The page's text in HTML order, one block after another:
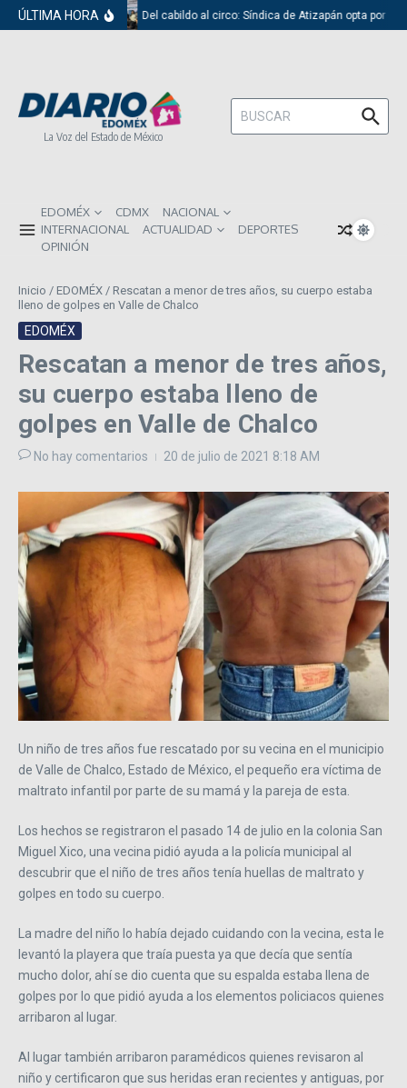
Saltar al contenido
ÚLTIMA HORA Del cabildo al circo: Síndica de Atizapán opta por el
La Voz del Estado de México
Buscar:
EDOMÉX CDMX
NACIONAL
INTERNACIONAL
ACTUALIDAD
DEPORTES
OPINIÓN
Inicio / EDOMÉX / Rescatan a menor de tres años, su cuerpo estaba
lleno de golpes en Valle de Chalco
EDOMÉX
Rescatan a menor de tres años,
su cuerpo estaba lleno de
golpes en Valle de Chalco
No hay comentarios 20 de julio de 2021 8:18 AM
Un niño de tres años fue rescatado por su vecina en el municipio
de Valle de Chalco, Estado de México, el pequeño era víctima de
maltrato infantil por parte de su mamá y la pareja de esta.
Los hechos se registraron el pasado 14 de julio en la colonia San
Miguel Xico, una vecina pidió ayuda a la policía municipal al
descubrir que el niño de tres años tenía huellas de maltrato y
golpes en todo su cuerpo.
La madre del niño lo había dejado cuidando con la vecina, esta le
levantó la playera que traía puesta ya que decía que sentía
mucho dolor, ahí se dio cuenta que su espalda estaba llena de
golpes por lo que pidió ayuda a los elementos policiacos quienes
arribaron al lugar.
Al lugar también arribaron paramédicos quienes revisaron al
niño y certificaron que sus heridas eran recientes y antiguas, por